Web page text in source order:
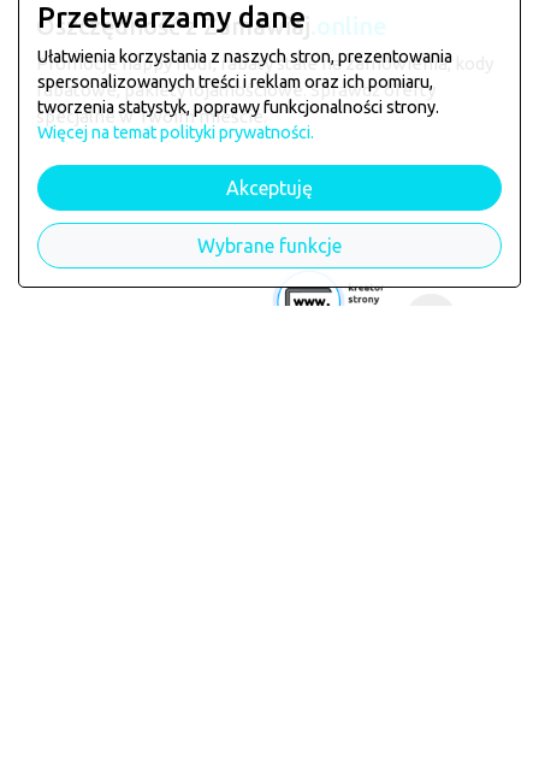
Oszczędność z Zamawiaj .online
Promocje happy hour, rabaty stałe na zamówienia, kody
rabatowe, pakiety lojalnościowe. Sprawdź oferty
specjalne w Twoim mieście.
Przetwarzamy dane
Ułatwienia korzystania z naszych stron, prezentowania
spersonalizowanych treści i reklam oraz ich pomiaru,
tworzenia statystyk, poprawy funkcjonalności strony.
Więcej na temat polityki prywatności.
Akceptuję
Wybrane funkcje